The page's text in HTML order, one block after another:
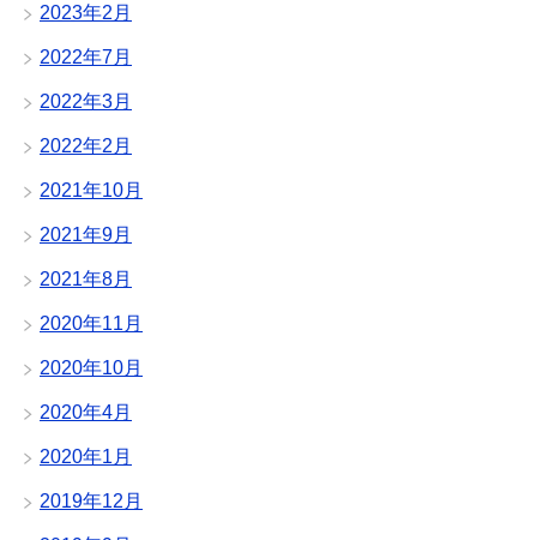
2023年2月
2022年7月
2022年3月
2022年2月
2021年10月
2021年9月
2021年8月
2020年11月
2020年10月
2020年4月
2020年1月
2019年12月